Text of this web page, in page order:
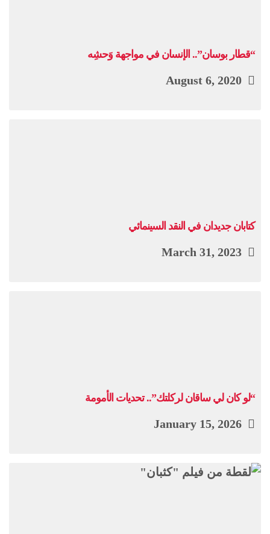
“قطار بوسان”.. الإنسان في مواجهة وَحشِه
كتابان جديدان في النقد السينمائي
“لو كان لي ساقان لركلتك”.. تحديات الأمومة